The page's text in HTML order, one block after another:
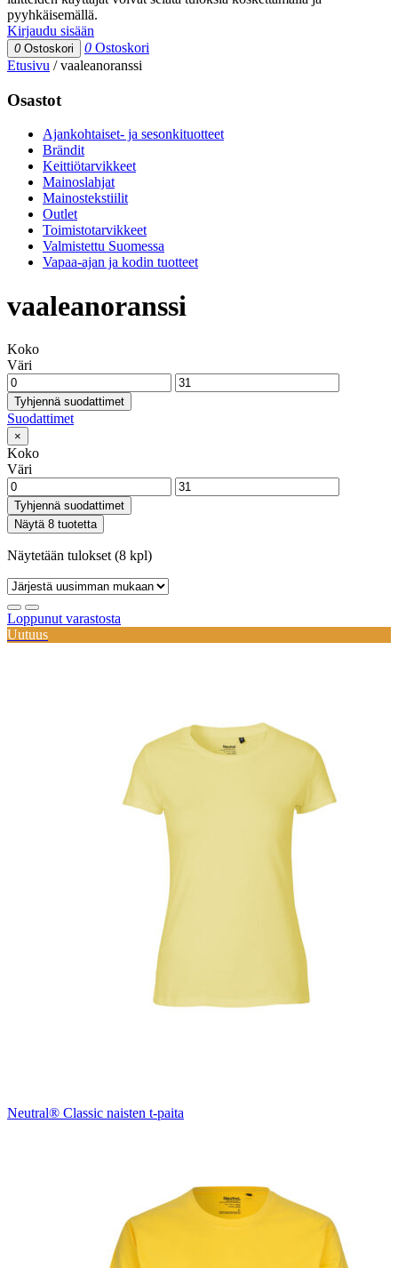
pyyhkäisemällä.
Kirjaudu sisään
0 Ostoskori 0 Ostoskori
Etusivu /vaaleanoranssi
Osastot
Ajankohtaiset- ja sesonkituotteet
Brändit
Keittiötarvikkeet
Mainoslahjat
Mainostekstiilit
Outlet
Toimistotarvikkeet
Valmistettu Suomessa
Vapaa-ajan ja kodin tuotteet
vaaleanoranssi
Koko
Väri
Tyhjennä suodattimet
Suodattimet
×
Koko
Väri
Tyhjennä suodattimet
Näytä 8 tuotetta
Näytetään tulokset (8 kpl)
Loppunut varastosta
Uutuus
Neutral® Classic naisten t-paita